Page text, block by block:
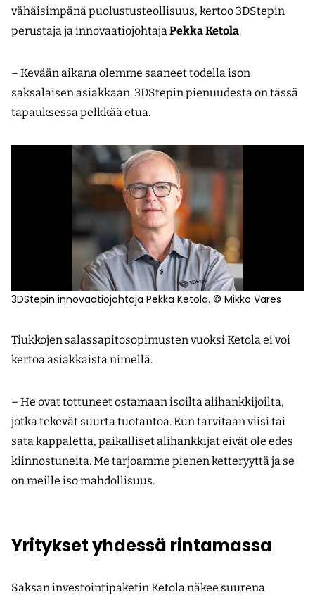
vähäisimpänä puolustusteollisuus, kertoo 3DStepin
perustaja ja innovaatiojohtajaPekka Ketola.
– Kevään aikana olemme saaneet todella ison
saksalaisen asiakkaan. 3DStepin pienuudesta on tässä
tapauksessa pelkkää etua.
3DStepin innovaatiojohtaja Pekka Ketola. © Mikko Vares
Tiukkojen salassapitosopimusten vuoksi Ketola ei voi
kertoa asiakkaista nimellä.
– He ovat tottuneet ostamaan isoilta alihankkijoilta,
jotka tekevät suurta tuotantoa. Kun tarvitaan viisi tai
sata kappaletta, paikalliset alihankkijat eivät ole edes
kiinnostuneita. Me tarjoamme pienen ketteryyttä ja se
on meille iso mahdollisuus.
Yritykset yhdessä rintamassa
Saksan investointipaketin Ketola näkee suurena